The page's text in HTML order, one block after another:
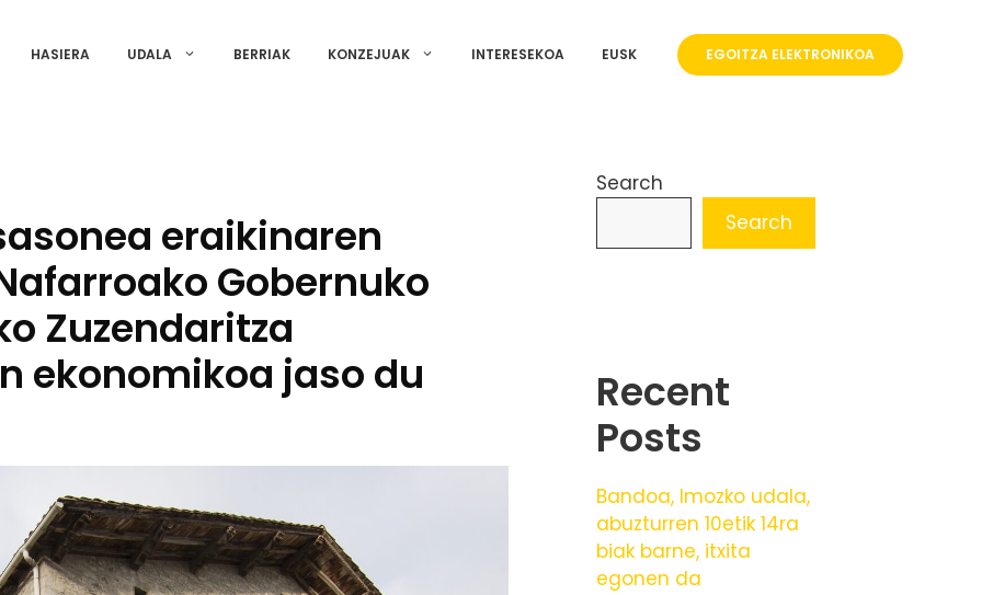
HASIERA UDALA BERRIAK KONZEJUAK INTERESEKOA EUSK EGOITZA ELEKTRONIKOA
eraikinaren
Gobernuko
Zuzendaritza
ekonomikoa jaso du
Search
Search
Recent
Posts
Bandoa, Imozko udala,
abuzturren 10etik 14ra
biak barne, itxita
egonen da